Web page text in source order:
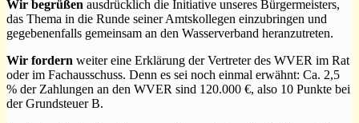
Wir begrüßen ausdrücklich die Initiative unseres Bürgermeisters,
das Thema in die Runde seiner Amtskollegen einzubringen und
gegebenenfalls gemeinsam an den Wasserverband heranzutreten.
Wir fordern weiter eine Erklärung der Vertreter des WVER im Rat
oder im Fachausschuss. Denn es sei noch einmal erwähnt: Ca. 2,5
% der Zahlungen an den WVER sind 120.000 €, also 10 Punkte bei
der Grundsteuer B.